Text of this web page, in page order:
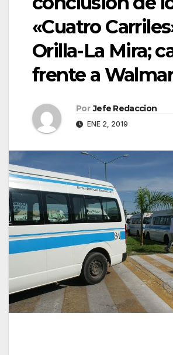
«Cuatro
Orilla-La Mira;
frente a
Por Jefe Redaccion
ENE 2, 2019